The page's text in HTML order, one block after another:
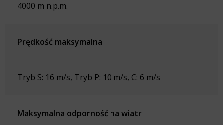
4000 m n.p.m.
Prędkość maksymalna
Tryb S: 16 m/s, Tryb P: 10 m/s, C: 6 m/s
Maksymalna odporność na wiatr